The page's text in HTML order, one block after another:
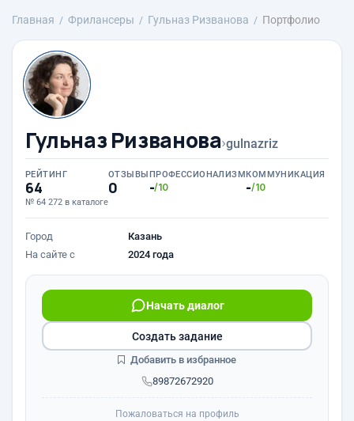
Главная Фрилансеры Гульназ Ризванова Портфолио
Гульназ Ризванова›gulnazriz
РЕЙТИНГ
64
№ 64 272 в каталоге
ОТЗЫВЫ
0
ПРОФЕССИОНАЛИЗМ
-/10
КОММУНИКАЦИЯ
-/10
Город
Казань
На сайте с
2024 года
89872672920
Начать диалог
Создать задание
Добавить в избранное
Пожаловаться на профиль